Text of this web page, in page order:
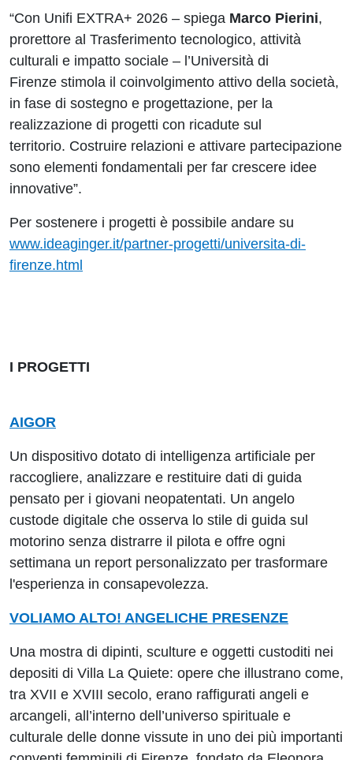
“Con Unifi EXTRA+ 2026 – spiega Marco Pierini,
prorettore al Trasferimento tecnologico, attività
culturali e impatto sociale – l’Università di
Firenze stimola il coinvolgimento attivo della società,
in fase di sostegno e progettazione, per la
realizzazione di progetti con ricadute sul
territorio. Costruire relazioni e attivare partecipazione
sono elementi fondamentali per far crescere idee
innovative”.
Per sostenere i progetti è possibile andare su
www.ideaginger.it/partner-progetti/universita-di-
firenze.html
I PROGETTI
AIGOR
Un dispositivo dotato di intelligenza artificiale per
raccogliere, analizzare e restituire dati di guida
pensato per i giovani neopatentati. Un angelo
custode digitale che osserva lo stile di guida sul
motorino senza distrarre il pilota e offre ogni
settimana un report personalizzato per trasformare
l'esperienza in consapevolezza.
VOLIAMO ALTO! ANGELICHE PRESENZE
Una mostra di dipinti, sculture e oggetti custoditi nei
depositi di Villa La Quiete: opere che illustrano come,
tra XVII e XVIII secolo, erano raffigurati angeli e
arcangeli, all’interno dell’universo spirituale e
culturale delle donne vissute in uno dei più importanti